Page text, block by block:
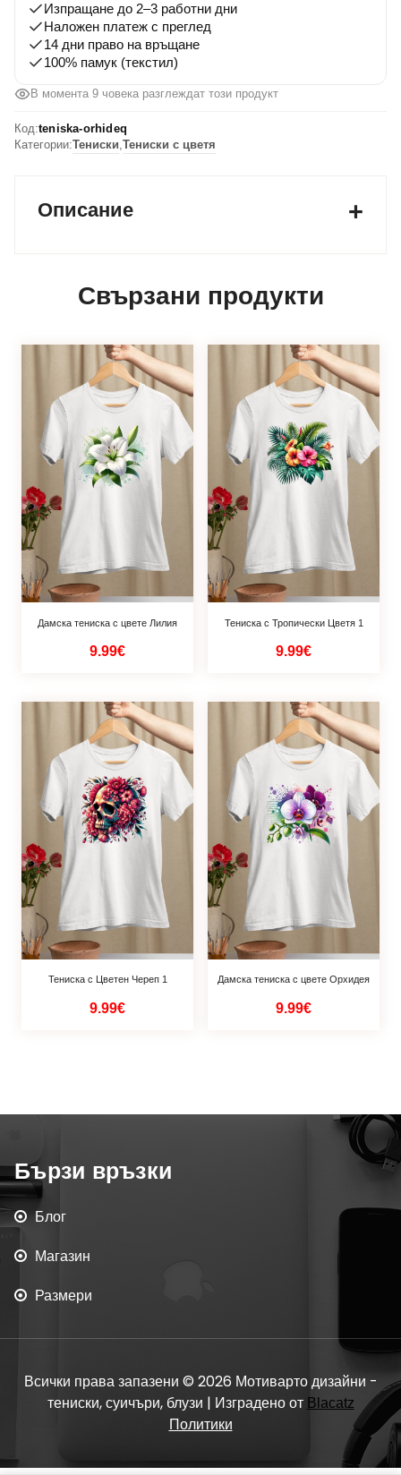
Изпращане до 2–3 работни дни
Наложен платеж с преглед
14 дни право на връщане
100% памук (текстил)
В момента 9 човека разглеждат този продукт
Код:teniska-orhideq
Категории:Тениски,Тениски с цветя
Описание
Свързани продукти
Дамска тениска с цвете Лилия
9.99€
Тениска с Тропически Цветя 1
9.99€
Тениска с Цветен Череп 1
9.99€
Дамска тениска с цвете Орхидея
9.99€
Бързи връзки
Блог
Магазин
Размери
Всички права запазени © 2026 Мотиварто дизайни -
тениски, суичъри, блузи | Изградено от Blacatz
Политики